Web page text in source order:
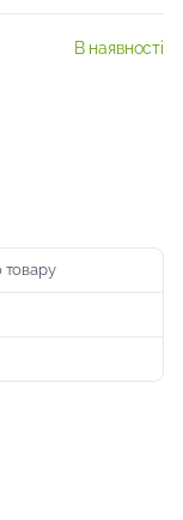
В наявності
товару